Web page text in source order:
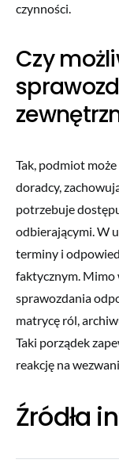
czynności.
Czy
Tak, podmiot
doradcy,
potrzebuje
odbierającymi. W
terminy i
faktycznym. Mimo
sprawozdania
matrycę ról,
Taki porządek
reakcję na
Źródła